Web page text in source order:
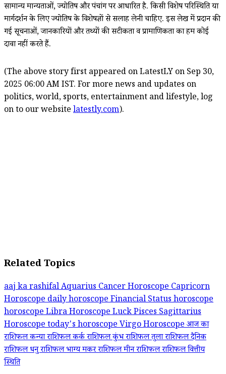
सामान्य मान्यताओं, ज्योतिष और पंचांग पर आधारित है. किसी विशेष परिस्थिति या
मार्गदर्शन के लिए ज्योतिष के विशेषज्ञों से सलाह लेनी चाहिए. इस लेख में प्रदान की
गई सूचनाओं, जानकारियों और तथ्यों की सटीकता व प्रामाणिकता का हम कोई
दावा नहीं करते हैं.
(The above story first appeared on LatestLY on Sep 30,
2025 06:00 AM IST. For more news and updates on
politics, world, sports, entertainment and lifestyle, log
on to our website latestly.com).
Related Topics
aaj ka rashifalAquariusCancer Horoscope Capricorn
Horoscopedaily horoscopeFinancial Statushoroscope
horoscope LibraHoroscope LuckPiscesSagittarius
Horoscopetoday's horoscopeVirgo Horoscopeआज का
राशिफलकन्या राशिफलकर्क राशिफलकुंभ राशिफलतुला राशिफलदैनिक
राशिफलधनु राशिफलभाग्यमकर राशिफलमीन राशिफलराशिफल वित्तीय
स्थिति